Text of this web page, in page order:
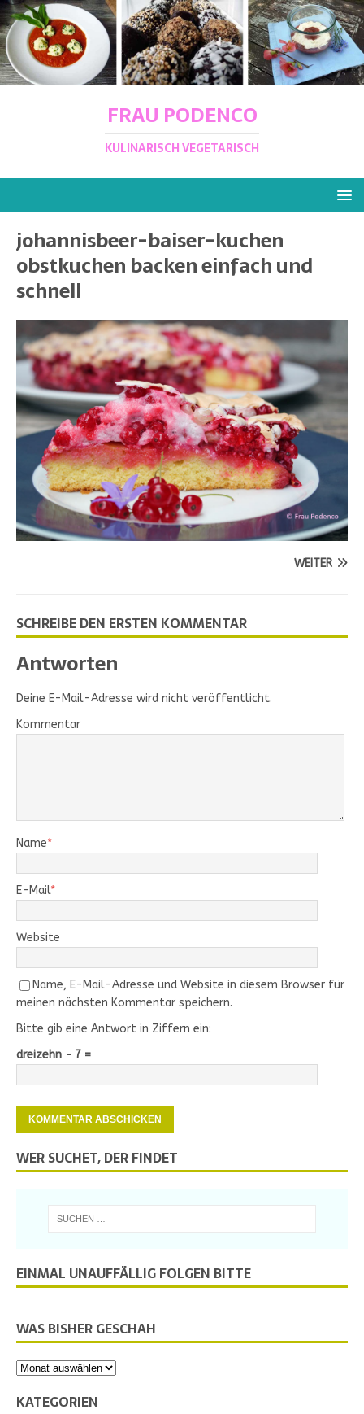
FRAU PODENCO
KULINARISCH VEGETARISCH
johannisbeer-baiser-kuchen
obstkuchen backen einfach und
schnell
WEITER
SCHREIBE DEN ERSTEN KOMMENTAR
Antworten
Deine E-Mail-Adresse wird nicht veröffentlicht.
Kommentar
Name*
E-Mail*
Website
Name, E-Mail-Adresse und Website in diesem Browser für
meinen nächsten Kommentar speichern.
Bitte gib eine Antwort in Ziffern ein:
dreizehn − 7 =
WER SUCHET, DER FINDET
EINMAL UNAUFFÄLLIG FOLGEN BITTE
WAS BISHER GESCHAH
KATEGORIEN